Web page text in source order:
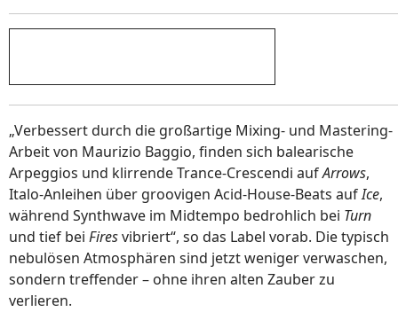
„Verbessert durch die großartige Mixing- und Mastering-
Arbeit von Maurizio Baggio, finden sich balearische
Arpeggios und klirrende Trance-Crescendi aufArrows,
Italo-Anleihen über groovigen Acid-House-Beats aufIce,
während Synthwave im Midtempo bedrohlich bei Turn
und tief bei Firesvibriert“, so das Label vorab. Die typisch
nebulösen Atmosphären sind jetzt weniger verwaschen,
sondern treffender – ohne ihren alten Zauber zu
verlieren.